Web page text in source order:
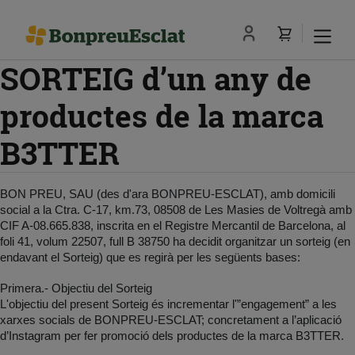
SORTEIG d’un any de
productes de la marca
B3TTER
BON PREU, SAU (des d'ara BONPREU-ESCLAT), amb domicili
social a la Ctra. C-17, km.73, 08508 de Les Masies de Voltregà amb
CIF A-08.665.838, inscrita en el Registre Mercantil de Barcelona, al
foli 41, volum 22507, full B 38750 ha decidit organitzar un sorteig (en
endavant el Sorteig) que es regirà per les següents bases:
Primera.- Objectiu del Sorteig
L'objectiu del present Sorteig és incrementar l'”engagement” a les
xarxes socials de BONPREU-ESCLAT; concretament a l’aplicació
d’Instagram per fer promoció dels productes de la marca B3TTER.